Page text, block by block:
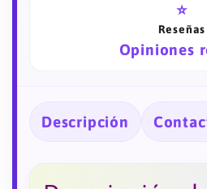
⭐
Reseñas
Opiniones
Descripción